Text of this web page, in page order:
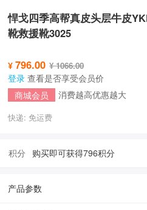
悍戈四季高帮真皮头层牛皮
靴救援靴3025
¥796.00 ¥ 1066.00
登录 查看是否享受会员价
商城会员
消费越高优惠越大
快递: 免运费
积分 购买即可获得796积分
产品参数